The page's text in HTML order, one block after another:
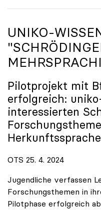
UNIKO-
Pilotprojekt mit
erfolgreich: uniko
interessierten
OTS 25. 4. 2024
Jugendliche verfassen
Forschungsthemen in
Pilotphase erfolgreich